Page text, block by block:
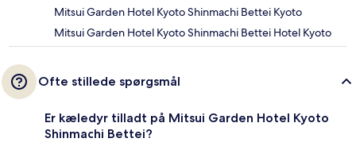
Mitsui Garden Hotel Kyoto Shinmachi Bettei Kyoto
Mitsui Garden Hotel Kyoto Shinmachi Bettei Hotel Kyoto
Ofte stillede spørgsmål
Er kæledyr tilladt på Mitsui Garden Hotel Kyoto
Shinmachi Bettei?